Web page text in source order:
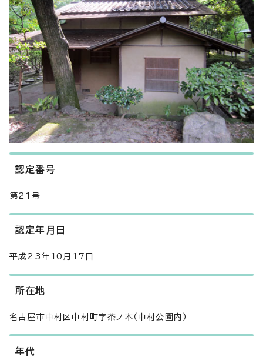
認定番号
第21号
認定年月日
平成23年10月17日
所在地
名古屋市中村区中村町字茶ノ木（中村公園内）
年代